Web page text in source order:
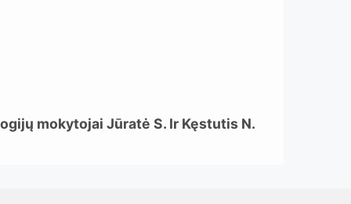
mokytojai Jūratė S. Ir Kęstutis N.